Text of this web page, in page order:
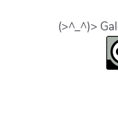
(>^_^)>